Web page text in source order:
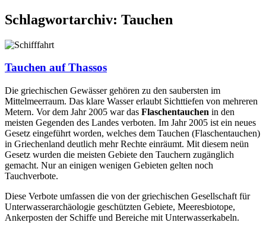
Schlagwortarchiv: Tauchen
Tauchen auf Thassos
Die griechischen Gewässer gehören zu den saubersten im
Mittelmeerraum. Das klare Wasser erlaubt Sichttiefen von mehreren
Metern. Vor dem Jahr 2005 war das Flaschentauchen in den
meisten Gegenden des Landes verboten. Im Jahr 2005 ist ein neues
Gesetz eingeführt worden, welches dem Tauchen (Flaschentauchen)
in Griechenland deutlich mehr Rechte einräumt. Mit diesem neün
Gesetz wurden die meisten Gebiete den Tauchern zugänglich
gemacht. Nur an einigen wenigen Gebieten gelten noch
Tauchverbote.
Diese Verbote umfassen die von der griechischen Gesellschaft für
Unterwasserarchäologie geschützten Gebiete, Meeresbiotope,
Ankerposten der Schiffe und Bereiche mit Unterwasserkabeln.